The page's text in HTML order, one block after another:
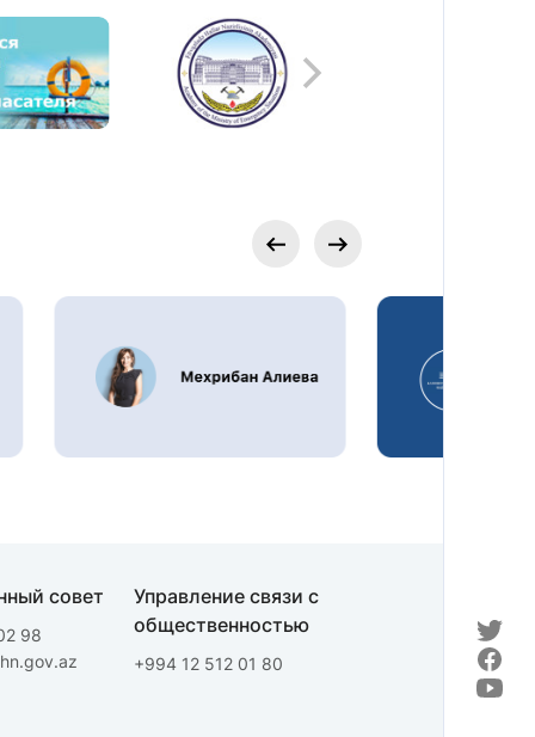
совет
98
Управление связи с
общественностью
+994 12 512 01 80